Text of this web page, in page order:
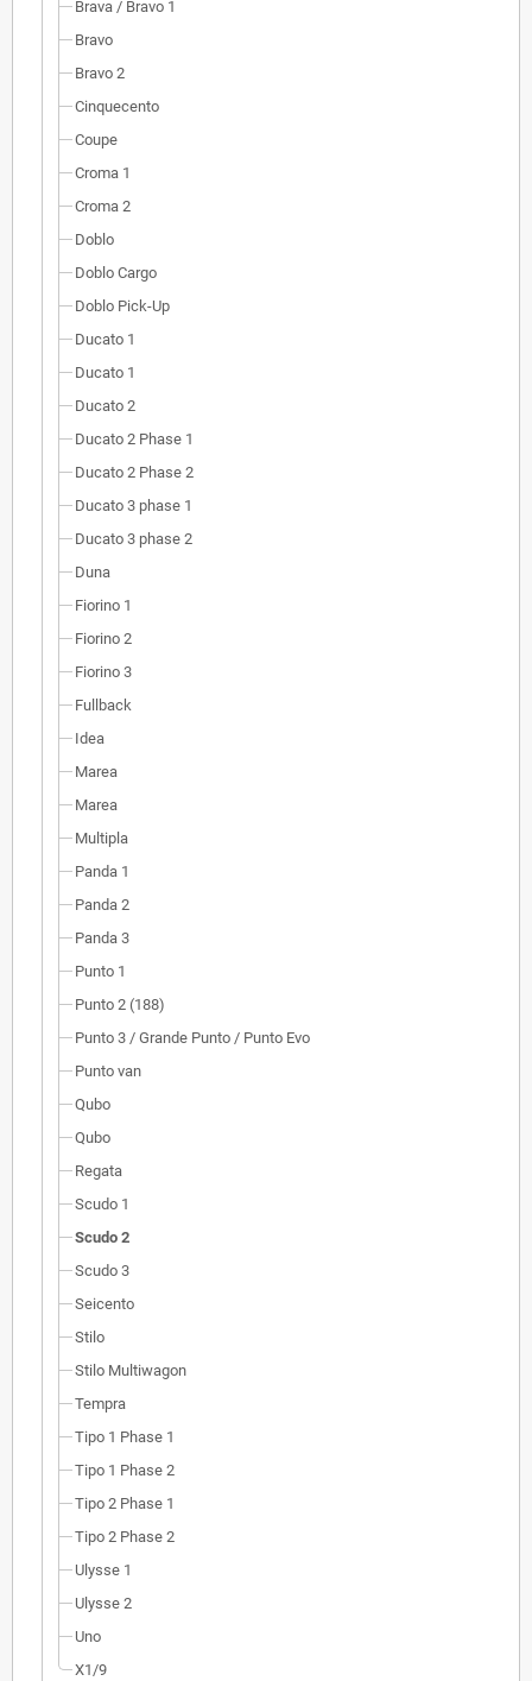
Brava / Bravo 1
Bravo
Bravo 2
Cinquecento
Coupe
Croma 1
Croma 2
Doblo
Doblo Cargo
Doblo Pick-Up
Ducato 1
Ducato 1
Ducato 2
Ducato 2 Phase 1
Ducato 2 Phase 2
Ducato 3 phase 1
Ducato 3 phase 2
Duna
Fiorino 1
Fiorino 2
Fiorino 3
Fullback
Idea
Marea
Marea
Multipla
Panda 1
Panda 2
Panda 3
Punto 1
Punto 2 (188)
Punto 3 / Grande Punto / Punto Evo
Punto van
Qubo
Qubo
Regata
Scudo 1
Scudo 2
Scudo 3
Seicento
Stilo
Stilo Multiwagon
Tempra
Tipo 1 Phase 1
Tipo 1 Phase 2
Tipo 2 Phase 1
Tipo 2 Phase 2
Ulysse 1
Ulysse 2
Uno
X1/9